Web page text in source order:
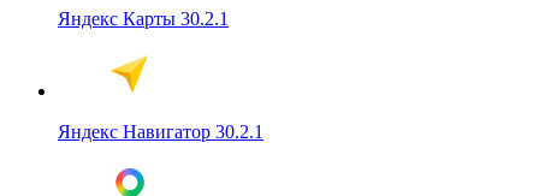
Яндекс Карты 30.2.1
Яндекс Навигатор 30.2.1